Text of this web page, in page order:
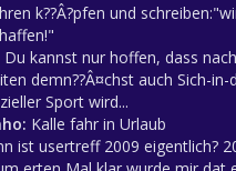
k??Â?pfen und
Du kannst nur hoffen, dass
demn??Â¤chst auch Sich-in-
Sport wird...
Kalle fahr in Urlaub
ist usertreff 2009 eigentlich?